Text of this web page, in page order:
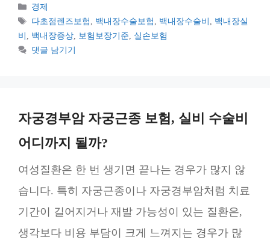
카
테
리
경제
태
그
다초점렌즈보험 , 백내장수술보험 , 백내장수술비 , 백내장실
비 , 백내장증상, 보험보장기준, 실손보험
댓글 남기기
자궁경부암 자궁근종 보험, 실비 수술비
어디까지 될까?
여성질환은 한 번 생기면 끝나는 경우가 많지 않
습니다. 특히 자궁근종이나 자궁경부암처럼 치료
기간이 길어지거나 재발 가능성이 있는 질환은,
생각보다 비용 부담이 크게 느껴지는 경우가 많